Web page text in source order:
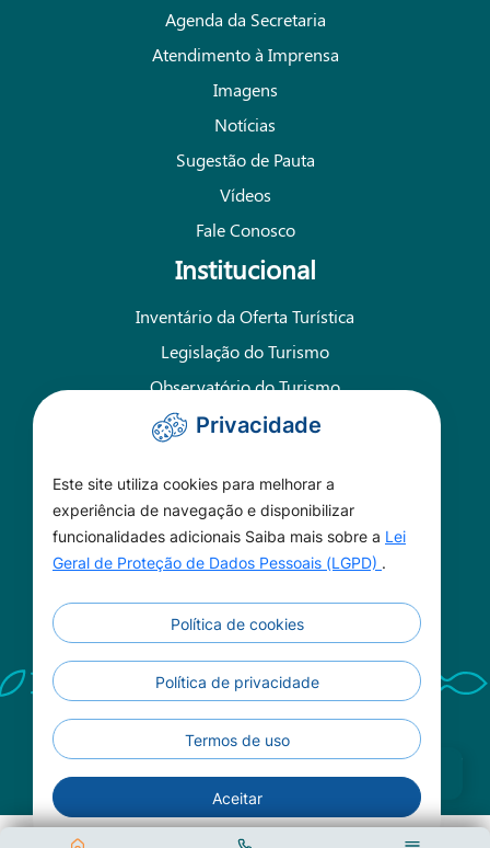
Agenda da Secretaria
Atendimento à Imprensa
Imagens
Notícias
Sugestão de Pauta
Vídeos
Fale Conosco
Institucional
Inventário da Oferta Turística
Legislação do Turismo
Observatório do Turismo
Plano Municipal de Turismo
Agências de Turismo
Atrativos Turísticos
©2026 - Turismo de Nobres -
Todos os direitos reservados
Privacidade
Este site utiliza cookies para melhorar a
experiência de navegação e disponibilizar
funcionalidades adicionais Saiba mais sobre a Lei
Geral de Proteção de Dados Pessoais (LGPD) .
Política de cookies
Política de privacidade
Termos de uso
Aceitar